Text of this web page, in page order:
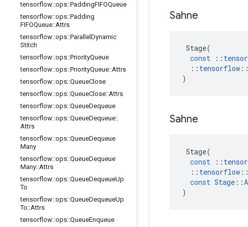
tensorflow::ops::PaddingFIFOQueue
tensorflow::ops::Padding
FIFOQueue::Attrs
tensorflow::ops::Parallel Dynamic
Stitch
tensorflow::ops::PriorityQueue
tensorflow::ops::PriorityQueue::Attrs
tensorflow::ops::QueueClose
tensorflow::ops::QueueClose::Attrs
tensorflow::ops::QueueDequeue
tensorflow::ops::QueueDequeue::
Attrs
tensorflow::ops::QueueDequeue
Many
tensorflow::ops::QueueDequeue
Many::Attrs
tensorflow::ops::QueueDequeueUp
To
tensorflow::ops::QueueDequeueUp
To::Attrs
tensorflow::ops::QueueEnqueue
Sahne
Stage(
const
::
:: tensorflow ::
)
Sahne
Stage(
const
::
:: tensorflow ::
const Stage ::
)